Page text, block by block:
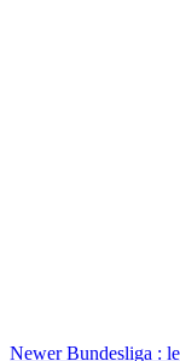
Newer Bundesliga :